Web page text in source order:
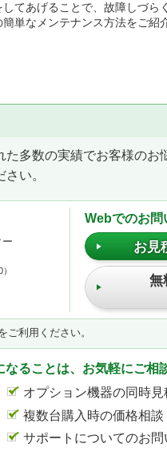
てあげることで、故障しづら
単なメンテナンス方法をご紹
多数の実績でお客様のお
い。
Webでのお問
お見
無
ご利用ください。
ることは、お気軽にご相
オプション機器の同時見
複数台購入時の価格相談
サポートについてのお